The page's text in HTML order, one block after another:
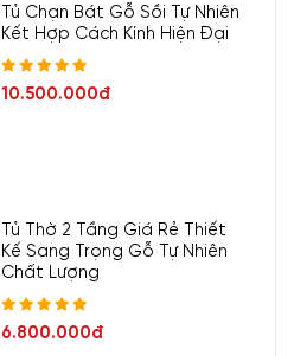
Tủ Chạn Bát Gỗ Sồi Tự Nhiên
Kết Hợp Cách Kính Hiện Đại
10.500.000đ
Tủ Thờ 2 Tầng Giá Rẻ Thiết
Kế Sang Trọng Gỗ Tự Nhiên
Chất Lượng
6.800.000đ